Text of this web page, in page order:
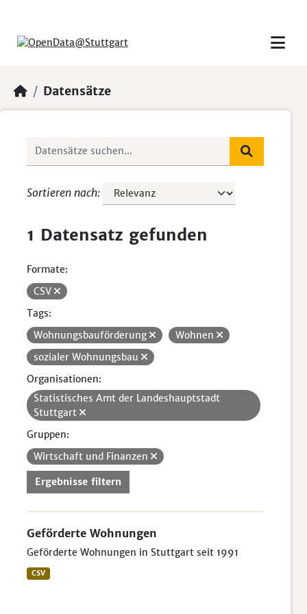
Datensätze
Sortieren nach
1 Datensatz gefunden
Formate:
CSV
Tags:
Wohnungsbauförderung
Wohnen
sozialer Wohnungsbau
Organisationen:
Statistisches Amt der Landeshauptstadt
Stuttgart
Gruppen:
Wirtschaft und Finanzen
Ergebnisse filtern
Geförderte Wohnungen
Geförderte Wohnungen in Stuttgart seit 1991
CSV